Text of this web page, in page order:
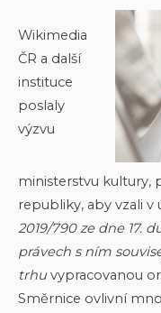
Wikimedia
ČR a další
instituce
poslaly
výzvu
ministerstvu kultury,
republiky, aby vzali v
2019/790 ze dne 17.
právech s ním
trhuvypracovanou
Směrnice ovlivní